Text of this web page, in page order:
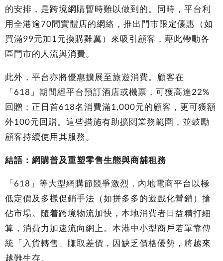
的安排，是跨境網購暫時難以做到的。同時，平台利
用全港逾70間實體店的網絡，推出門市限定優惠（如
買滿99元加1元換購雞翼）來吸引顧客，藉此帶動各
區門市的人流與消費。
此外，平台亦將優惠擴展至旅遊消費。顧客在
「618」期間經平台預訂酒店或機票，可獲高達22%
回贈；正日首618名消費滿1,000元的顧客，更可獲額
外100元回贈。這些措施有助擴闊業務範圍，並鼓勵
顧客持續使用其服務。
結語：網購普及重塑零售生態與商舖租務
「618」等大型網購節競爭激烈，內地電商平台以極
低定價及多樣促銷手法（如拼多多的遊戲化營銷）搶
佔市場。隨着跨境物流加快，本地消費者日益精打細
算，消費力加速流向網上。本港中小型商戶若單靠傳
統「入貨轉售」賺取差價，因缺乏價格優勢，將越來
越難生存。